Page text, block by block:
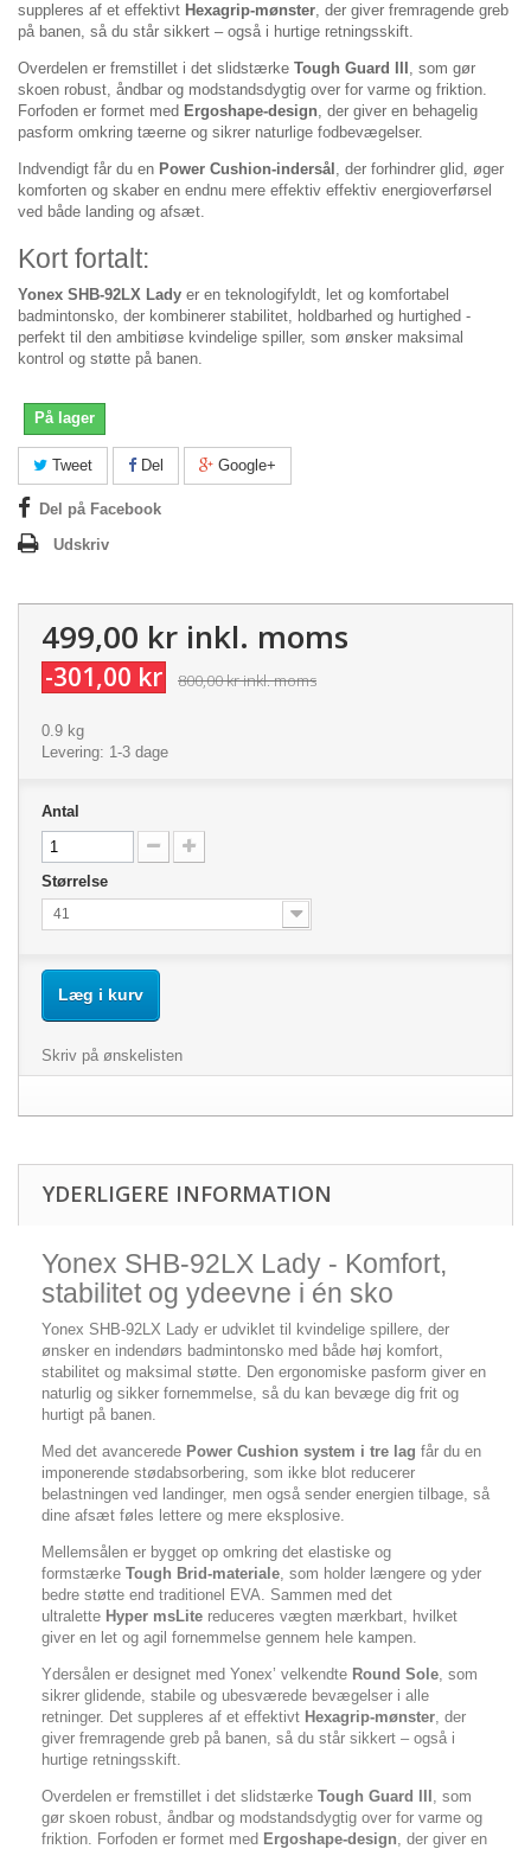
suppleres af et effektivt Hexagrip-mønster , der giver fremragende greb
på banen, så du står sikkert – også i hurtige retningsskift.
Overdelen er fremstillet i det slidstærke Tough Guard III , som gør
skoen robust, åndbar og modstandsdygtig over for varme og friktion.
Forfoden er formet med Ergoshape-design , der giver en behagelig
pasform omkring tæerne og sikrer naturlige fodbevægelser.
Indvendigt får du en Power Cushion-indersål , der forhindrer glid, øger
komforten og skaber en endnu mere effektiv effektiv energioverførsel
ved både landing og afsæt.
Kort fortalt:
Yonex SHB-92LX Lady er en teknologifyldt, let og komfortabel
badmintonsko, der kombinerer stabilitet, holdbarhed og hurtighed -
perfekt til den ambitiøse kvindelige spiller, som ønsker maksimal
kontrol og støtte på banen.
På lager
Tweet Del Google+
Del på Facebook
Udskriv
499,00 kr inkl. moms
-301,00 kr 800,00 krinkl. moms
0.9 kg
Levering: 1-3 dage
Antal
Størrelse
41
Læg i kurv
Skriv på ønskelisten
YDERLIGERE INFORMATION
Yonex SHB-92LX Lady - Komfort,
stabilitet og ydeevne i én sko
Yonex SHB-92LX Lady er udviklet til kvindelige spillere, der
ønsker en indendørs badmintonsko med både høj komfort,
stabilitet og maksimal støtte. Den ergonomiske pasform giver en
naturlig og sikker fornemmelse, så du kan bevæge dig frit og
hurtigt på banen.
Med det avancerede Power Cushion system i tre lag får du en
imponerende stødabsorbering, som ikke blot reducerer
belastningen ved landinger, men også sender energien tilbage, så
dine afsæt føles lettere og mere eksplosive.
Mellemsålen er bygget op omkring det elastiske og
formstærke Tough Brid-materiale , som holder længere og yder
bedre støtte end traditionel EVA. Sammen med det
ultralette Hyper msLite reduceres vægten mærkbart, hvilket
giver en let og agil fornemmelse gennem hele kampen.
Ydersålen er designet med Yonex’ velkendte Round Sole , som
sikrer glidende, stabile og ubesværede bevægelser i alle
retninger. Det suppleres af et effektivt Hexagrip-mønster , der
giver fremragende greb på banen, så du står sikkert – også i
hurtige retningsskift.
Overdelen er fremstillet i det slidstærke Tough Guard III , som
gør skoen robust, åndbar og modstandsdygtig over for varme og
friktion. Forfoden er formet med Ergoshape-design , der giver en